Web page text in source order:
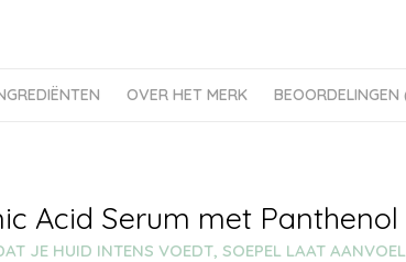
OVER HET MERK BEOORDELINGEN
Acid Serum met Panthenol
JE HUID INTENS VOEDT, SOEPEL LAAT